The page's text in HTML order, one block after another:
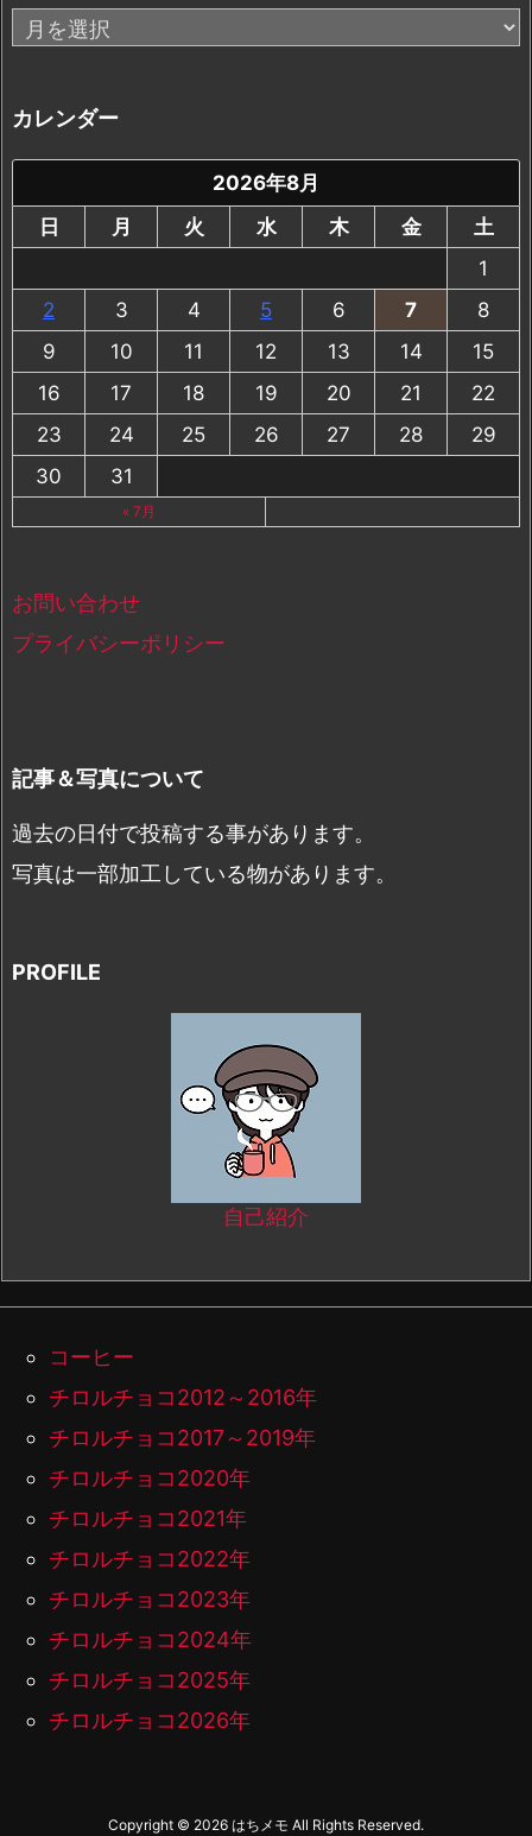
ア
ー
イ
ブ
カレンダー
2026年8月
日
月 火 水 木 金
土
1
2
3 4 5 6 7
8
9
10 11 12 13 14
15
16
17 18 19 20 21
22
23
24 25 26 27 28
29
30
31
« 7月
お問い合わせ
プライバシーポリシー
記事＆写真について
過去の日付で投稿する事があります。
写真は一部加工している物があります。
PROFILE
自己紹介
コーヒー
チロルチョコ2012～2016年
チロルチョコ2017～2019年
チロルチョコ2020年
チロルチョコ2021年
チロルチョコ2022年
チロルチョコ2023年
チロルチョコ2024年
チロルチョコ2025年
チロルチョコ2026年
Copyright © 2026 はちメモ All Rights Reserved.